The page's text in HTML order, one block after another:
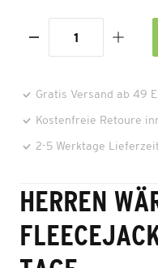
Gratis Versand ab 49
Kostenfreie Retoure
2-5 Werktage
HERREN